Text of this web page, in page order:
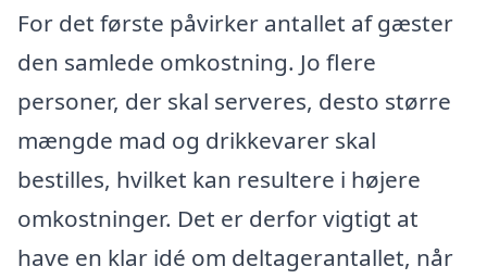
For det første påvirker antallet af gæster
den samlede omkostning. Jo flere
personer, der skal serveres, desto større
mængde mad og drikkevarer skal
bestilles, hvilket kan resultere i højere
omkostninger. Det er derfor vigtigt at
have en klar idé om deltagerantallet, når